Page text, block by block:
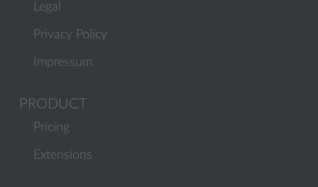
Legal
Privacy Policy
Impressum
PRODUCT
Pricing
Extensions